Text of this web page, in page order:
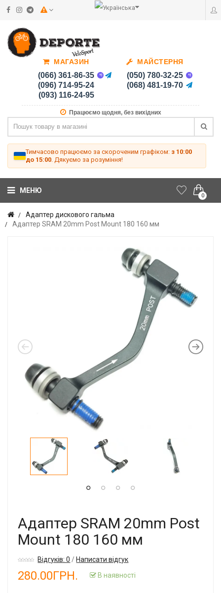
МАГАЗИН
(066) 361-86-35
(096) 714-95-24
(093) 116-24-95
МАЙСТЕРНЯ
(050) 780-32-25
(068) 481-19-70
Працюємо щодня, без вихідних
Тимчасово працюємо за скороченим графіком: з 10:00
до 15:00 . Дякуємо за розуміння!
0
МЕНЮ
Адаптер дискового гальма
Адаптер SRAM 20mm Post Mount 180 160 мм
Адаптер SRAM 20mm Post
Mount 180 160 мм
Відгуків: 0 /Написати відгук
280.00ГРН. В наявності